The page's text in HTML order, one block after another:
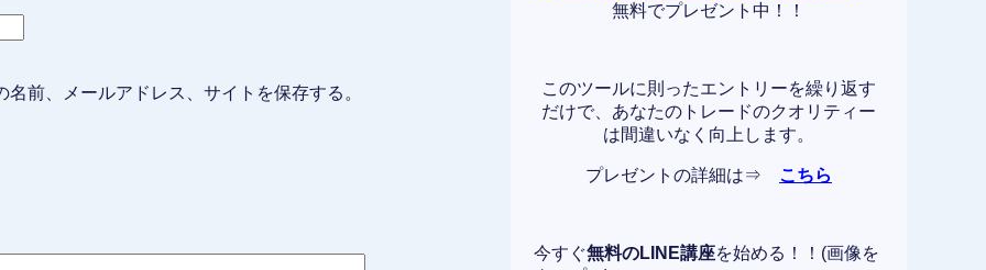
前、メールアドレス、サイトを保存する。
無料でプレゼント中！！
このツールに則ったエントリーを繰り返す
だけで、あなたのトレードのクオリティー
は間違いなく向上します。
プレゼントの詳細は⇒ こちら
今すぐ無料のLINE講座を始める！！(画像を